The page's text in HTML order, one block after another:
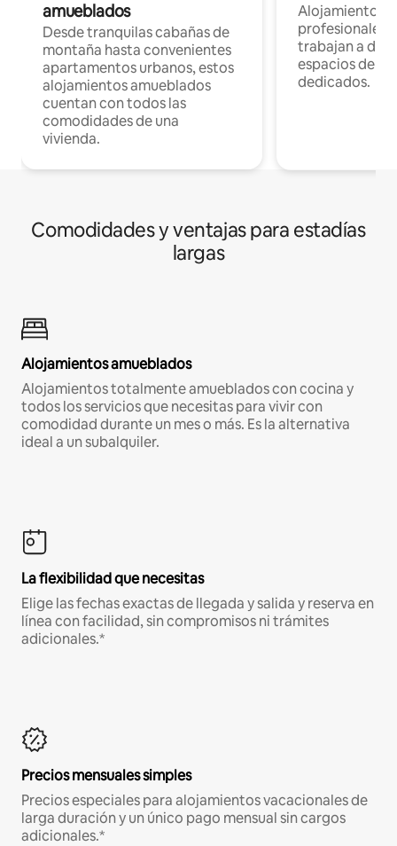
amueblados
Desde tranquilas cabañas de
montaña hasta convenientes
apartamentos urbanos, estos
alojamientos amueblados
cuentan con todos las
comodidades de una
vivienda.
Alojamientos
profesionales
trabajan a
espacios de
dedicados.
Comodidades y ventajas para estadías
largas
Alojamientos amueblados
Alojamientos totalmente amueblados con cocina y
todos los servicios que necesitas para vivir con
comodidad durante un mes o más. Es la alternativa
ideal a un subalquiler.
La flexibilidad que necesitas
Elige las fechas exactas de llegada y salida y reserva en
línea con facilidad, sin compromisos ni trámites
adicionales.*
Precios mensuales simples
Precios especiales para alojamientos vacacionales de
larga duración y un único pago mensual sin cargos
adicionales.*